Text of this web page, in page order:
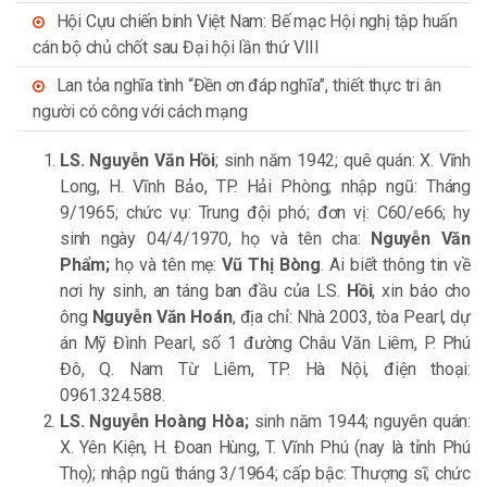
Hội Cựu chiến binh Việt Nam: Bế mạc Hội nghị tập huấn
cán bộ chủ chốt sau Đại hội lần thứ VIII
Lan tỏa nghĩa tình “Đền ơn đáp nghĩa”, thiết thực tri ân
người có công với cách mạng
LS. Nguyễn Văn Hồi; sinh năm 1942; quê quán: X. Vĩnh
Long, H. Vĩnh Bảo, TP. Hải Phòng; nhập ngũ: Tháng
9/1965; chức vụ: Trung đội phó; đơn vị: C60/e66; hy
sinh ngày 04/4/1970, họ và tên cha: Nguyễn Văn
Phẩm;họ và tên mẹ:Vũ Thị Bòng. Ai biết thông tin về
nơi hy sinh, an táng ban đầu của LS. Hồi, xin báo cho
ông Nguyễn Văn Hoán, địa chỉ: Nhà 2003, tòa Pearl, dự
án Mỹ Đình Pearl, số 1 đường Châu Văn Liêm, P. Phú
Đô, Q. Nam Từ Liêm, TP. Hà Nội, điện thoại:
0961.324.588.
LS. Nguyễn Hoàng Hòa; sinh năm 1944; nguyên quán:
X. Yên Kiện, H. Đoan Hùng, T. Vĩnh Phú (nay là tỉnh Phú
Thọ); nhập ngũ tháng 3/1964; cấp bậc: Thượng sĩ; chức